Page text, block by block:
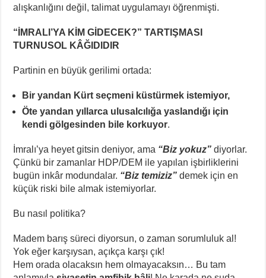
alışkanlığını değil, talimat uygulamayı öğrenmişti.
“İMRALI’YA KİM GİDECEK?” TARTIŞMASI
TURNUSOL KÂĞIDIDIR
Partinin en büyük gerilimi ortada:
Bir yandan Kürt seçmeni küstürmek istemiyor,
Öte yandan yıllarca ulusalcılığa yaslandığı için
kendi gölgesinden bile korkuyor.
İmralı’ya heyet gitsin deniyor, ama “Biz yokuz” diyorlar.
Çünkü bir zamanlar HDP/DEM ile yapılan işbirliklerini
bugün inkâr modundalar. “Biz temiziz” demek için en
küçük riski bile almak istemiyorlar.
Bu nasıl politika?
Madem barış süreci diyorsun, o zaman sorumluluk al!
Yok eğer karşıysan, açıkça karşı çık!
Hem orada olacaksın hem olmayacaksın… Bu tam